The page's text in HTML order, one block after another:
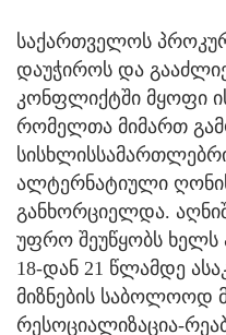
საქართველოს
დაუჭიროს და
კონფლიქტში მყოფი
რომელთა მიმართ
ალტერნატიული
განხორციელდა.
უფრო შეუწყობს
18-დან 21 წლამდე
მიზნების საბოლოოდ
რესოციალიზაცია-